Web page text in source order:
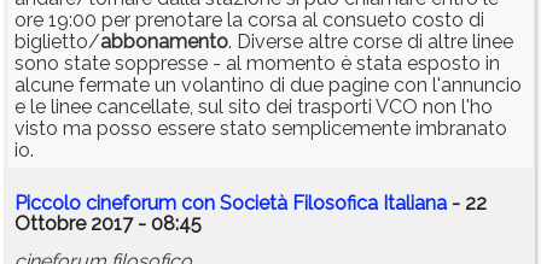
ore 19:00 per prenotare la corsa al consueto costo di
biglietto/abbonamento. Diverse altre corse di altre linee
sono state soppresse - al momento è stata esposto in
alcune fermate un volantino di due pagine con l'annuncio
e le linee cancellate, sul sito dei trasporti VCO non l'ho
visto ma posso essere stato semplicemente imbranato
io.
Piccolo cineforum con Società Filosofica Italiana - 22
Ottobre 2017 - 08:45